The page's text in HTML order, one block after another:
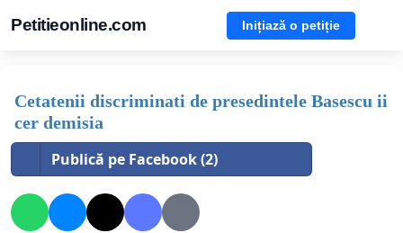
Petitieonline.com Inițiază o petiție
Cetatenii discriminati de presedintele Basescu ii
cer demisia
Publică pe Facebook (2)